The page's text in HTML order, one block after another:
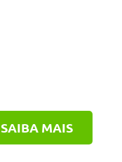
SAIBA MAIS